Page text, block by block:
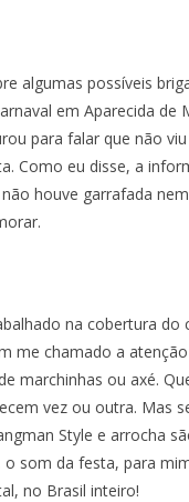
algumas possíveis
em Aparecida de
para falar que não
Como eu disse, a
houve garrafada
na cobertura do
me chamado a
marchinhas ou axé.
vez ou outra. Mas
Style e arrocha
o som da festa, para
no Brasil inteiro!